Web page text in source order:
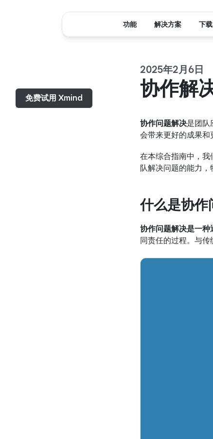
免费试用 Xmind
2025年2月6日
协作解
协作问题解决是团队
会带来更好的成果和
在本综合指南中，
队解决问题的能力，
什么是协作
协作问题解决是一种
同责任的过程。与传
功能 解决方案 下载